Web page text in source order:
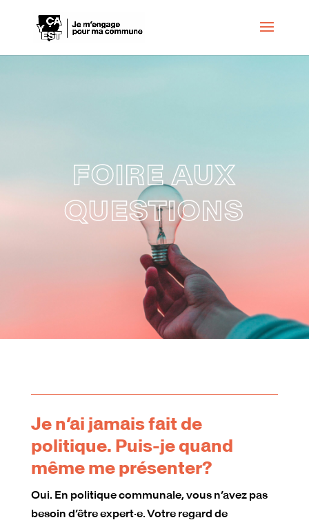
FOIRE AUX
QUESTIONS
Je n’ai jamais fait de
politique. Puis-je quand
même me présenter?
Oui. En politique communale, vous n’avez pas
besoin d’être expert·e. Votre regard de